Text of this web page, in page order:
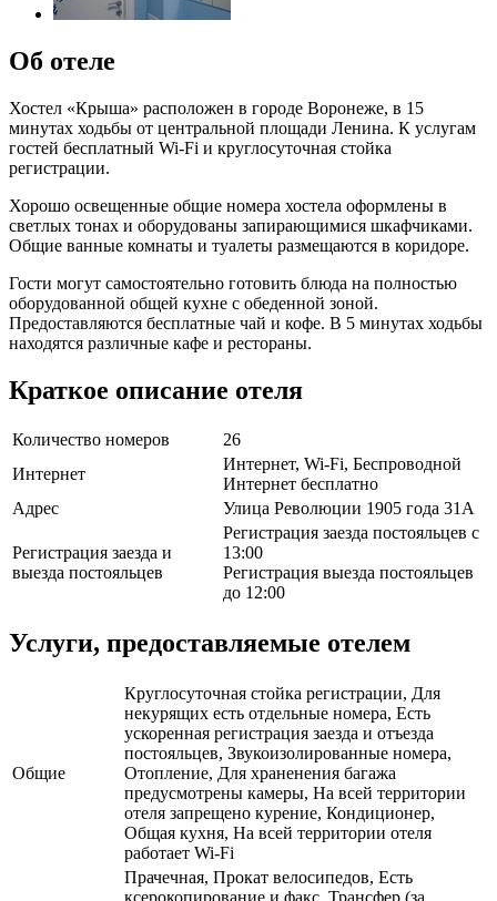
Об отеле
Хостел «Крыша» расположен в городе Воронеже, в 15
минутах ходьбы от центральной площади Ленина. К услугам
гостей бесплатный Wi-Fi и круглосуточная стойка
регистрации.
Хорошо освещенные общие номера хостела оформлены в
светлых тонах и оборудованы запирающимися шкафчиками.
Общие ванные комнаты и туалеты размещаются в коридоре.
Гости могут самостоятельно готовить блюда на полностью
оборудованной общей кухне с обеденной зоной.
Предоставляются бесплатные чай и кофе. В 5 минутах ходьбы
находятся различные кафе и рестораны.
Краткое описание отеля
Количество номеров
26
Интернет
Интернет, Wi-Fi, Беспроводной
Интернет бесплатно
Адрес
Улица Революции 1905 года 31А
Регистрация заезда и
выезда постояльцев
Регистрация заезда постояльцев с
13:00
Регистрация выезда постояльцев
до 12:00
Услуги, предоставляемые отелем
Общие
Круглосуточная стойка регистрации, Для
некурящих есть отдельные номера, Есть
ускоренная регистрация заезда и отъезда
постояльцев, Звукоизолированные номера,
Отопление, Для храненения багажа
предусмотрены камеры, На всей территории
отеля запрещено курение, Кондиционер,
Общая кухня, На всей территории отеля
работает Wi-Fi
Прачечная, Прокат велосипедов, Есть